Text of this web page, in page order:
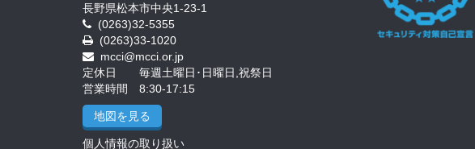
長野県松本市中央1-23-1
(0263)32-5355
(0263)33-1020
mcci@mcci.or.jp
定休日 毎週土曜日･日曜日,祝祭日
営業時間 8:30-17:15
地図を見る
個人情報の取り扱い